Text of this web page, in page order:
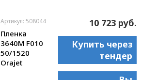
Артикул: 508044
Пленка
3640M F010
50/1520
Orajet
10 723 руб.
Купить через
тендер